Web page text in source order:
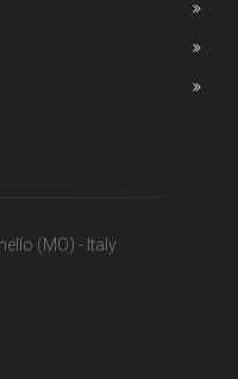
(MO) - Italy